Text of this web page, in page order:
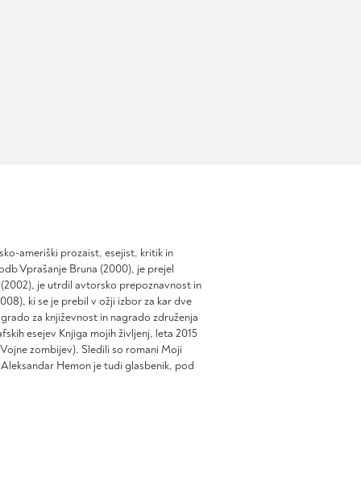
ameriški prozaist, esejist, kritik in
Vprašanje Bruna (2000), je prejel
(2002), je utrdil avtorsko prepoznavnost in
ki se je prebil v ožji izbor za kar dve
za književnost in nagrado združenja
esejev Knjiga mojih življenj, leta 2015
zombijev). Sledili so romani Moji
Aleksandar Hemon je tudi glasbenik, pod